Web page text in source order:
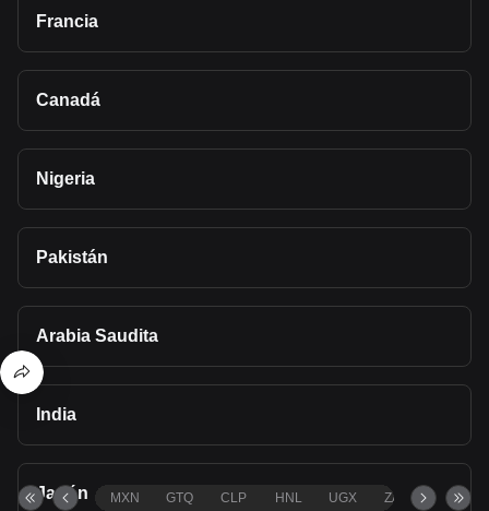
Francia
Canadá
Nigeria
Pakistán
Arabia Saudita
India
Japón MXN GTQ CLP HNL UGX ZAR TND